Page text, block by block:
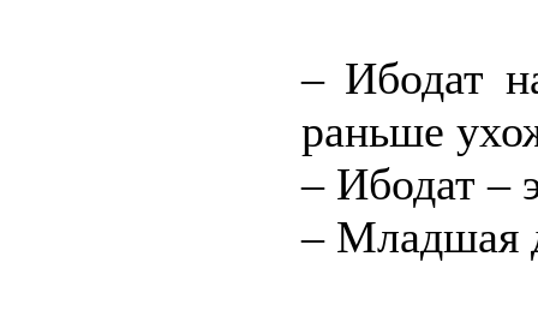
– Ибодат
раньше
– Ибодат –
– Младшая